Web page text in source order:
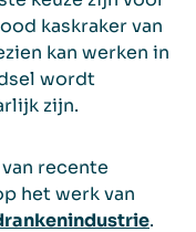
kaskraker van
kan werken in
wordt
zijn.
recente
het werk van
.